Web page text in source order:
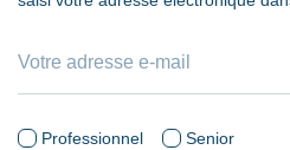
Professionnel
Senior